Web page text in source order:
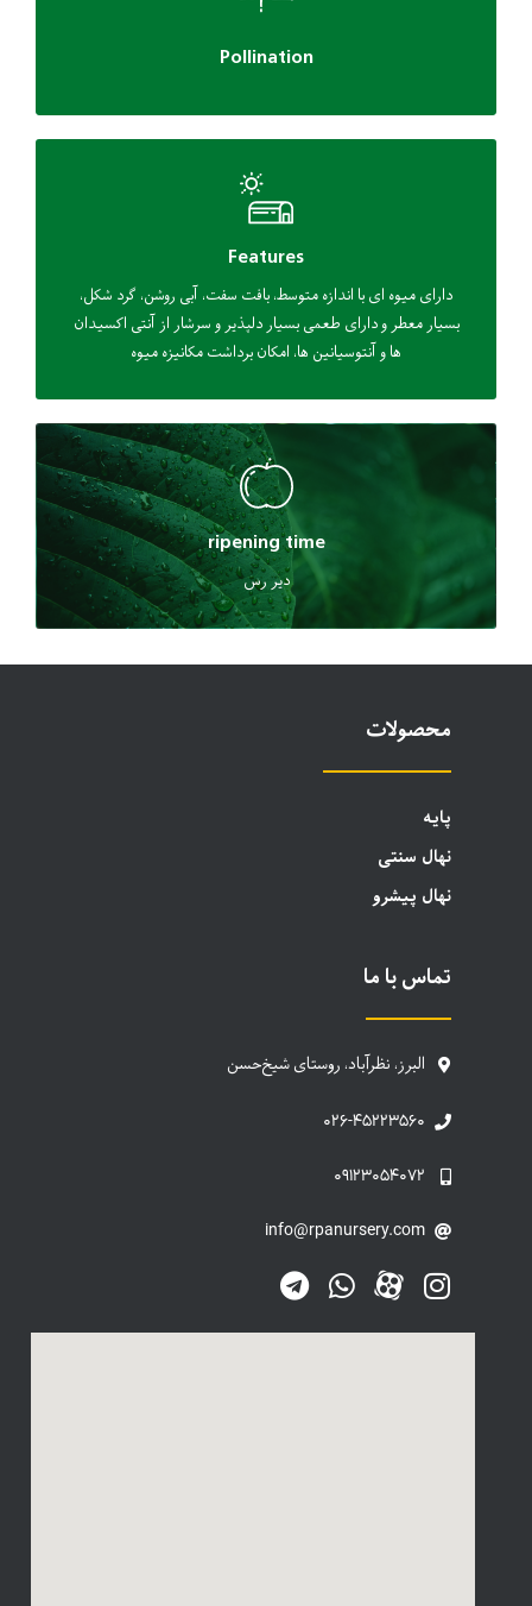
Pollination
Features
دارای میوه ای با اندازه متوسط، بافت سفت، آبی روشن، گرد شکل،
بسیار معطر و دارای طعمی بسیار دلپذیر و سرشار از آنتی اکسیدان
ها و آنتوسیانین ها، امکان برداشت مکانیزه میوه
ripening time
دیر رس
محصولات
پایه
نهال سنتی
نهال پیشرو
تماس با ما
البرز، نظرآباد، روستای شیخ‌حسن
۰۲۶-۴۵۲۲۳۵۶۰
۰۹۱۲۳۰۵۴۰۷۲
info@rpanursery.com